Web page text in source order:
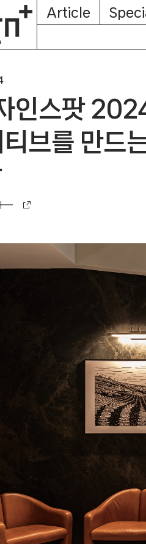
Article
인스팟
티브를 만드
도시의 크리에이티브를 만드는 공
About
Subscription
Magazine